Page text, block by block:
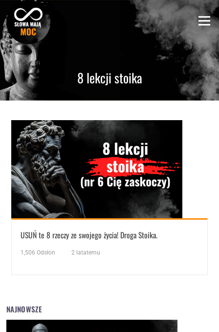
content
Menu
8 lekcji stoika
USUŃ te 8 rzeczy ze swojego życia! Droga Stoika.
1,506 Odsłon 2 latatemu
NAJNOWSZE